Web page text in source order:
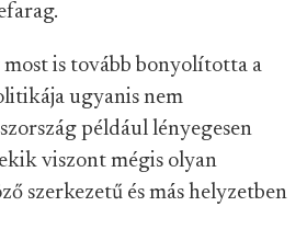
is tovább bonyolította a
ugyanis nem
például lényegesen
viszont mégis olyan
szerkezetű és más helyzetben